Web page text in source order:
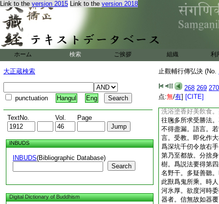
Link to the version 2015 Link to the version 2018
ホーム 検索 ご挨拶 組織 利
大正蔵検索
punctuation Hangul Eng
TextNo. Vol. Page
INBUDS
INBUDS(Bibliographic Database)
Search
Digital Dictionary of Buddhism
止觀輔行傳弘決 (No.
268 269 270
点:無/有] [CITE]
去。華嚴信爲道元
羅漢已。四智究竟
乘之道。故自述云
三菩提。言以信得
者。第一本云。有
識。在僧伽藍爲小
令其坐已即以毛毱
初果。以信心故即
得初果。沙彌復弄
之至第四果。毱多
云。南天竺有族姓
洗浴塗香好美飮食
往毱多所求受勝法
不得盡漏。語言。
言。受教。即化作
爲深坑千仞令放右
第乃至都放。分捨
樹。爲説法要得第
名野干。多疑善聽
此獸爲鬼所乘。時
河氷厚。欲度河時
器者。信無故如器